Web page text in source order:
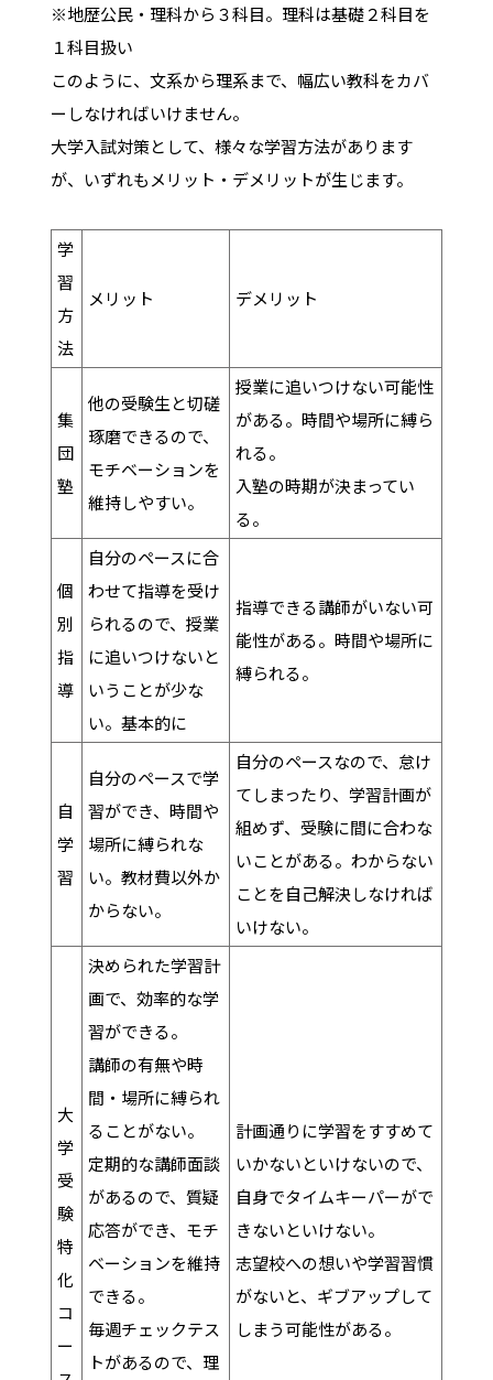
※地歴公民・理科から３科目。理科は基礎２科目を
１科目扱い
このように、文系から理系まで、幅広い教科をカバ
ーしなければいけません。
大学入試対策として、様々な学習方法があります
が、いずれもメリット・デメリットが生じます。
学
習
方
法
メリット デメリット
集
団
塾
他の受験生と切磋
琢磨できるので、
モチベーションを
維持しやすい。
授業に追いつけない可能性
がある。時間や場所に縛ら
れる。
入塾の時期が決まってい
る。
個
別
指
導
自分のペースに合
わせて指導を受け
られるので、授業
に追いつけないと
いうことが少な
い。基本的に
指導できる講師がいない可
能性がある。時間や場所に
縛られる。
自
学
習
自分のペースで学
習ができ、時間や
場所に縛られな
い。教材費以外か
からない。
自分のペースなので、怠け
てしまったり、学習計画が
組めず、受験に間に合わな
いことがある。わからない
ことを自己解決しなければ
いけない。
大
学
受
験
特
化
コ
ー
決められた学習計
画で、効率的な学
習ができる。
講師の有無や時
間・場所に縛られ
ることがない。
定期的な講師面談
があるので、質疑
応答ができ、モチ
ベーションを維持
できる。
毎週チェックテス
トがあるので、理
計画通りに学習をすすめて
いかないといけないので、
自身でタイムキーパーがで
きないといけない。
志望校への想いや学習習慣
がないと、ギブアップして
しまう可能性がある。